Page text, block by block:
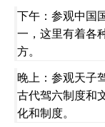
下午：参观中国
一，这里有着各
方。
晚上：参观天子
古代驾六制度和
化和制度。